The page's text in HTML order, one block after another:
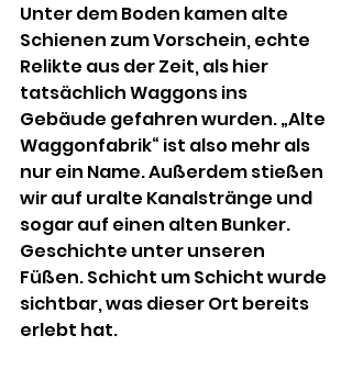
Unter dem Boden kamen alte
Schienen zum Vorschein, echte
Relikte aus der Zeit, als hier
tatsächlich Waggons ins
Gebäude gefahren wurden. „Alte
Waggonfabrik“ ist also mehr als
nur ein Name. Außerdem stießen
wir auf uralte Kanalstränge und
sogar auf einen alten Bunker.
Geschichte unter unseren
Füßen. Schicht um Schicht wurde
sichtbar, was dieser Ort bereits
erlebt hat.